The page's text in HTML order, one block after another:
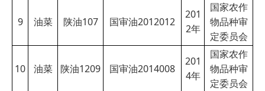
9 油菜 陕油107 国审油2012012
201
2年
国家农作
物品种审
定委员会
10 油菜 陕油1209 国审油2014008
201
4年
国家农作
物品种审
定委员会